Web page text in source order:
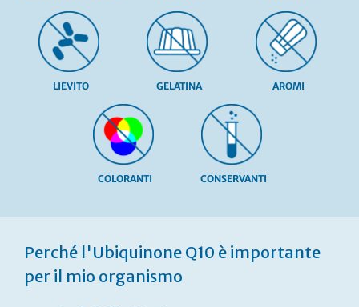
LIEVITO GELATINA AROMI
COLORANTI CONSERVANTI
galleria
Perché l'Ubiquinone Q10 è importante
per il mio organismo